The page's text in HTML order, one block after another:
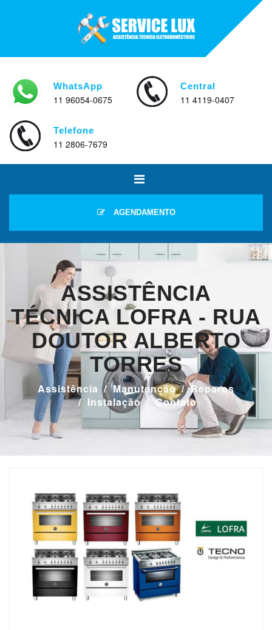
WhatsApp
11 96054-0675
Central
11 4119-0407
Telefone
11 2806-7679
AGENDAMENTO
ASSISTÊNCIA
TÉCNICA LOFRA - RUA
DOUTOR ALBERTO
TORRES
Assistência Manutenção
Reparos
Instalação
Contato